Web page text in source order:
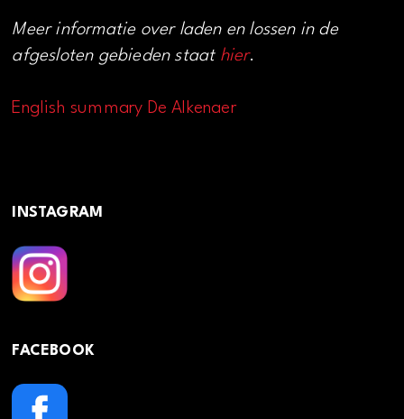
Meer informatie over laden en lossen in de
afgesloten gebieden staat hier.
English summary De Alkenaer
INSTAGRAM
FACEBOOK